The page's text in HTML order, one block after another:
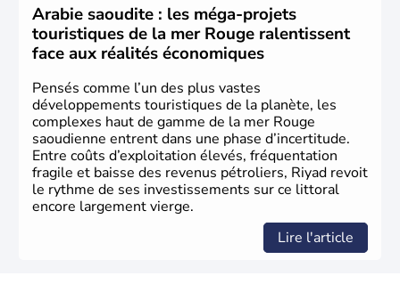
Royaume. La Constitution du pays se fonde sur le Coran
et la Sunna.
Arabie saoudite : les méga-projets
touristiques de la mer Rouge ralentissent
face aux réalités économiques
Pensés comme l’un des plus vastes
développements touristiques de la planète, les
complexes haut de gamme de la mer Rouge
saoudienne entrent dans une phase d’incertitude.
Entre coûts d’exploitation élevés, fréquentation
fragile et baisse des revenus pétroliers, Riyad revoit
le rythme de ses investissements sur ce littoral
encore largement vierge.
Lire l'article